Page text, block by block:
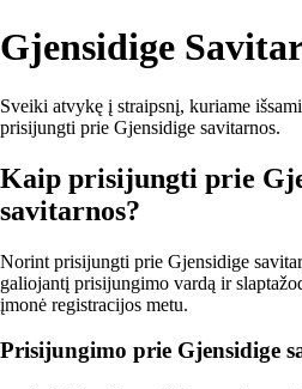
Gjensidige
Sveiki atvykę į straipsnį, kuriame
prisijungti prie Gjensidige savitarnos.
Kaip prisijungti prie
savitarnos?
Norint prisijungti prie Gjensidige
galiojantį prisijungimo vardą ir
įmonė registracijos metu.
Prisijungimo prie Gjensidige